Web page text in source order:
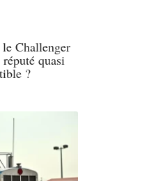
Challenger
quasi
?